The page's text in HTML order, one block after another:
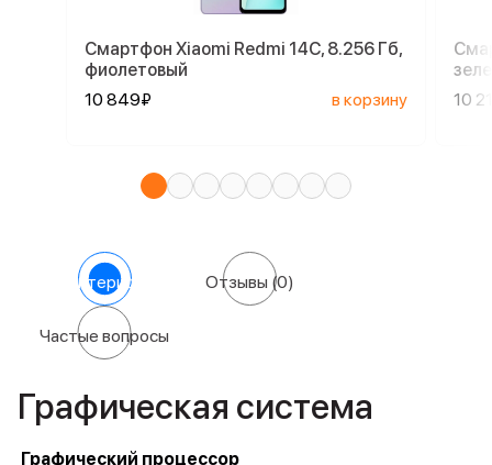
Смартфон Xiaomi Redmi 14C, 8.256 Гб,
фиолетовый
10 849₽
в корзину
10
Характеристики Отзывы (0)
Частые вопросы
Графическая система
Графический процессор